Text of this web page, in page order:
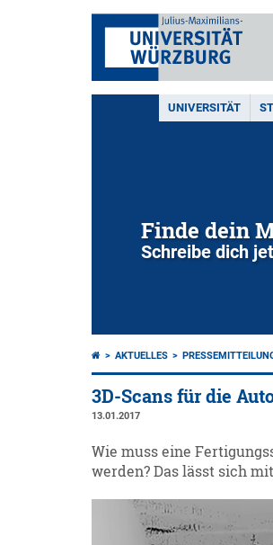
UNIVERSITÄT
Finde dein
Schreibe dich
AKTUELLES
3D-Scans für die
13.01.2017
Wie muss eine
werden? Das lässt sich